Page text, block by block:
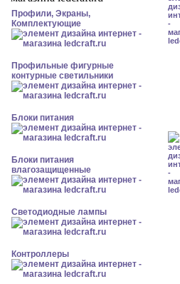
Профили, Экраны,
Комплектующие
Профильные фигурные
контурные светильники
Блоки питания
Блоки питания
влагозащищенные
Светодиодные лампы
Контроллеры